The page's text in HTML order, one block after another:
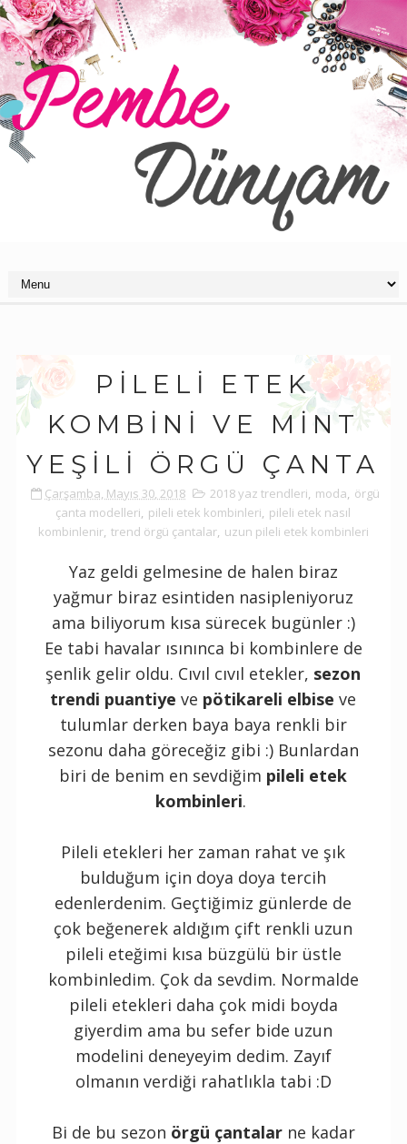
PILELI ETEK
KOMBINI VE MINT
YEŞILI ÖRGÜ ÇANTA
Çarşamba, Mayıs 30, 2018 2018 yaz trendleri, moda, örgü
çanta modelleri, pileli etek kombinleri, pileli etek nasıl
kombinlenir, trend örgü çantalar, uzun pileli etek kombinleri
Yaz geldi gelmesine de halen biraz
yağmur biraz esintiden nasipleniyoruz
ama biliyorum kısa sürecek bugünler :)
Ee tabi havalar ısınınca bi kombinlere de
şenlik gelir oldu. Cıvıl cıvıl etekler, sezon
trendi puantiye ve pötikareli elbise ve
tulumlar derken baya baya renkli bir
sezonu daha göreceğiz gibi :) Bunlardan
biri de benim en sevdiğim pileli etek
kombinleri.
Pileli etekleri her zaman rahat ve şık
bulduğum için doya doya tercih
edenlerdenim. Geçtiğimiz günlerde de
çok beğenerek aldığım çift renkli uzun
pileli eteğimi kısa büzgülü bir üstle
kombinledim. Çok da sevdim. Normalde
pileli etekleri daha çok midi boyda
giyerdim ama bu sefer bide uzun
modelini deneyeyim dedim. Zayıf
olmanın verdiği rahatlıkla tabi :D
Bi de bu sezon örgü çantalarne kadar